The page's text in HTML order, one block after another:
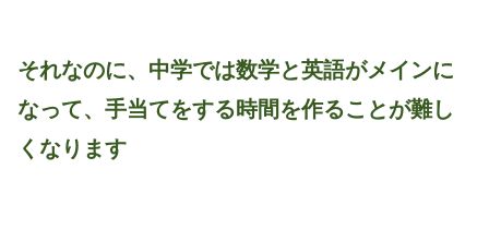
それなのに、中学では数学と英語がメインに
なって、手当てをする時間を作ることが難し
くなります